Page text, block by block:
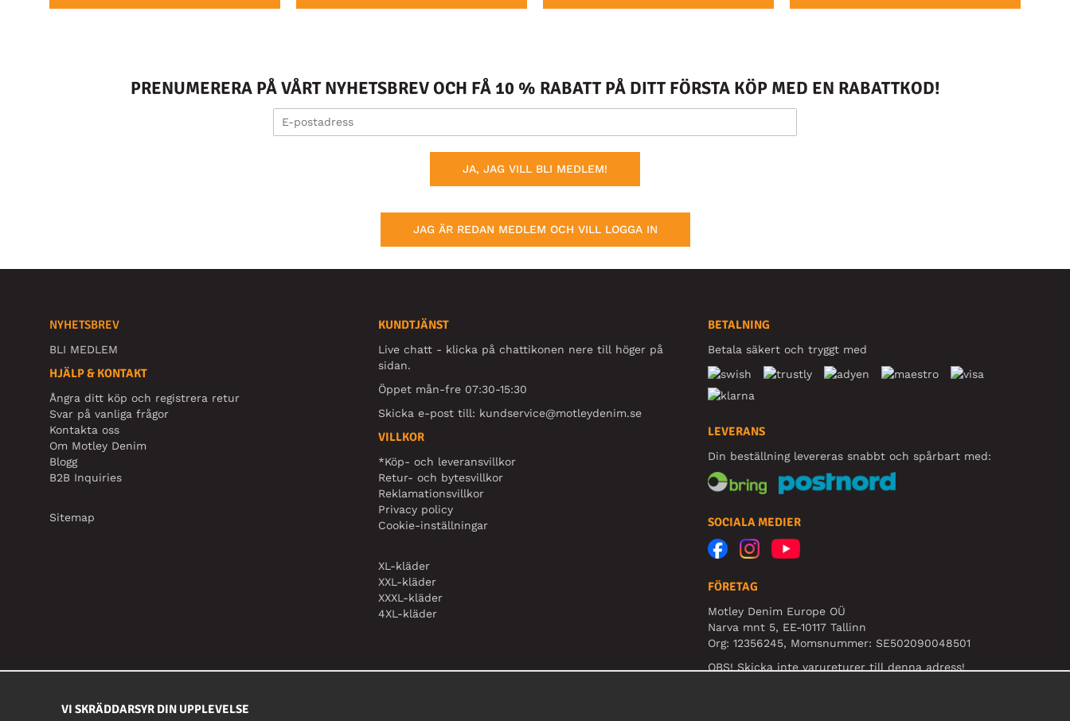
PRENUMERERA PÅ VÅRT NYHETSBREV OCH FÅ 10 % RABATT PÅ DITT FÖRSTA KÖP MED EN RABATTKOD!
JA, JAG VILL BLI MEDLEM!
JAG ÄR REDAN MEDLEM OCH VILL LOGGA IN
NYHETSBREV
BLI MEDLEM
HJÄLP & KONTAKT
Ångra ditt köp och registrera retur
Svar på vanliga frågor
Kontakta oss
Om Motley Denim
Blogg
B2B Inquiries
Sitemap
KUNDTJÄNST
Live chatt - klicka på chattikonen nere till höger på
sidan.
Öppet mån-fre 07:30-15:30
Skicka e-post till: kundservice@motleydenim.se
VILLKOR
*Köp- och leveransvillkor
Retur- och bytesvillkor
Reklamationsvillkor
Privacy policy
Cookie-inställningar
XL-kläder
XXL-kläder
XXXL-kläder
4XL-kläder
BETALNING
Betala säkert och tryggt med
LEVERANS
Din beställning levereras snabbt och spårbart med:
SOCIALA MEDIER
FÖRETAG
Motley Denim Europe OÜ
Narva mnt 5, EE-10117 Tallinn
Org: 12356245, Momsnummer: SE502090048501
OBS! Skicka inte varureturer till denna adress!
VI SKRÄDDARSYR DIN UPPLEVELSE